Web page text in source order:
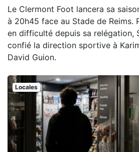
Le Clermont Foot lancera sa
à 20h45 face au Stade de Reims.
en difficulté depuis sa relégation,
confié la direction sportive à
David Guion.
Locales